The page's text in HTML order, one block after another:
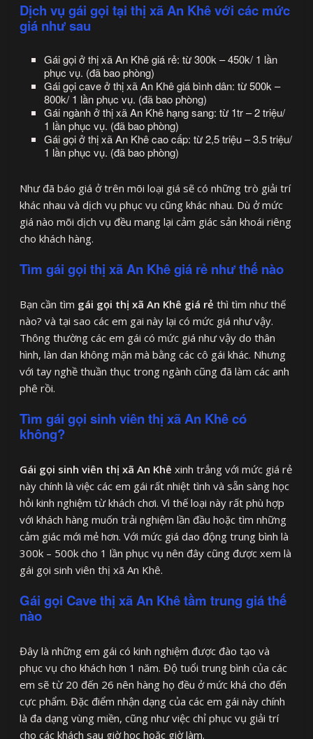
Dịch vụ gái gọi tại thị xã An Khê với các mức
giá như sau
Gái gọi ở thị xã An Khê giá rẻ: từ 300k – 450k/ 1 lần
phục vụ. (đã bao phòng)
Gái gọi cave ở thị xã An Khê giá bình dân: từ 500k –
800k/ 1 lần phục vụ. (đã bao phòng)
Gái ngành ở thị xã An Khê hạng sang: từ 1tr – 2 triệu/
1 lần phục vụ. (đã bao phòng)
Gái gọi ở thị xã An Khê cao cấp: từ 2,5 triệu – 3.5 triệu/
1 lần phục vụ. (đã bao phòng)
Như đã báo giá ở trên mõi loại giá sẽ có những trò giải trí
khác nhau và dịch vụ phục vụ cũng khác nhau. Dù ở mức
giá nào mõi dịch vụ đều mang lại cảm giác sản khoái riêng
cho khách hàng.
Tìm gái gọi thị xã An Khê giá rẻ như thế nào
Bạn cần tìm gái gọi thị xã An Khê giá rẻ thì tìm như thế
nào? và tại sao các em gai này lại có mức giá như vậy.
Thông thường các em gái có mức giá như vậy do thân
hình, làn dan không mặn mà bằng các cô gái khác. Nhưng
với tay nghề thuần thục trong ngành cũng đã làm các anh
phê rồi.
Tìm gái gọi sinh viên thị xã An Khê có
không?
Gái gọi sinh viên thị xã An Khê xinh trắng với mức giá rẻ
này chính là việc các em gái rất nhiệt tình và sẵn sàng học
hỏi kinh nghiệm từ khách chơi. Vì thế loại này rất phù hợp
với khách hàng muốn trải nghiệm lần đầu hoặc tìm những
cảm giác mới mẻ hơn. Với mức giá dao động trung bình là
300k – 500k cho 1 lần phục vụ nên đây cũng được xem là
gái gọi sinh viên thị xã An Khê.
Gái gọi Cave thị xã An Khê tầm trung giá thế
nào
Đây là những em gái có kinh nghiệm được đào tạo và
phục vụ cho khách hơn 1 năm. Độ tuổi trung bình của các
em sẽ từ 20 đến 26 nên hàng họ đều ở mức khá cho đến
cực phẩm. Đặc điểm nhận dạng của các em gái này chính
là đa dạng vùng miền, cũng như việc chỉ phục vụ giải trí
cho các khách sau giờ học hoặc giờ làm.